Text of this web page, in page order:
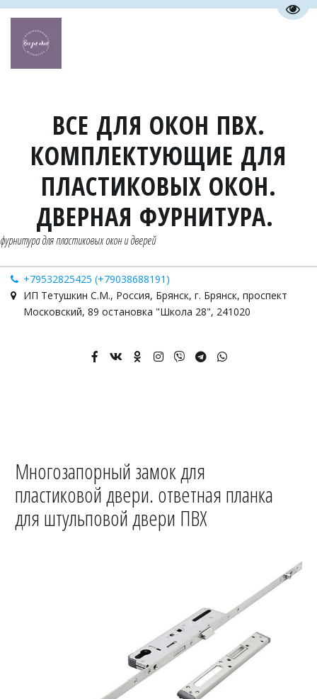
ВСЕ ДЛЯ ОКОН ПВХ.
КОМПЛЕКТУЮЩИЕ ДЛЯ
ПЛАСТИКОВЫХ ОКОН.
ДВЕРНАЯ ФУРНИТУРА.
фурнитура для пластиковых окон и дверей
+79532825425 (+79038688191)
ИП Тетушкин С.М., Россия, Брянск, г. Брянск, проспект
Московский, 89 остановка "Школа 28", 241020
Многозапорный замок для
пластиковой двери. ответная планка
для штульповой двери ПВХ